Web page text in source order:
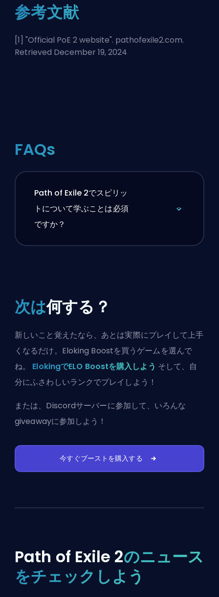
参考文献
[1] "Official PoE 2 website". pathofexile2.com.
Retrieved December 19, 2024
FAQs
Path of Exile 2でスピリッ
トについて学ぶことは必須
ですか？
次は何する？
新しいこと覚えたなら、あとは実際にプレイして上手
くなるだけ。Eloking Boostを買うゲームを選んで
ね。 ElokingでELO Boostを購入しよう そして、自
分にふさわしいランクでプレイしよう！
または、 Discordサーバーに参加して、いろんな
giveawayに参加しよう！
今すぐブーストを購入する
Path of Exile 2のニュース
をチェックしよう